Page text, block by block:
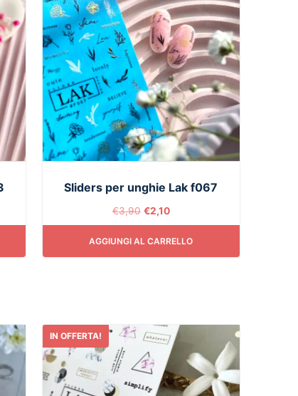
Sliders per unghie Lak f067
€3,90 €2,10
AGGIUNGI AL CARRELLO
IN OFFERTA!